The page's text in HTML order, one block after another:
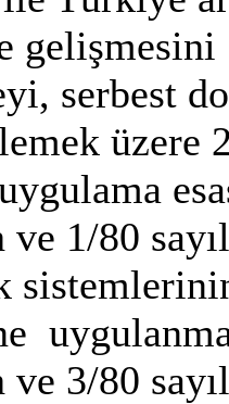
serbest
üzere
ve 1/80
3/80